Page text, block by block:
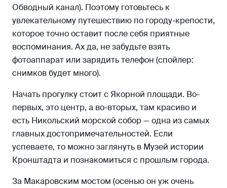
Обводный канал). Поэтому готовьтесь к
увлекательному путешествию по городу-крепости,
которое точно оставит после себя приятные
воспоминания. Ах да, не забудьте взять
фотоаппарат или зарядить телефон (спойлер:
снимков будет много).
Начать прогулку стоит с Якорной площади. Во-
первых, это центр, а во-вторых, там красиво и
есть Никольский морской собор — одна из самых
главных достопримечательностей. Если
успеваете, то можно заглянуть в Музей истории
Кронштадта и познакомиться с прошлым города.
За Макаровским мостом (осенью он уж очень